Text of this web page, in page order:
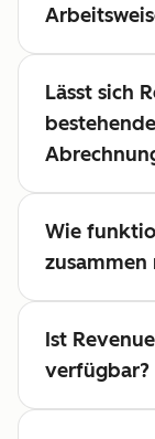
Lässt sich
Wie
zusammen
Ist
verfügbar?